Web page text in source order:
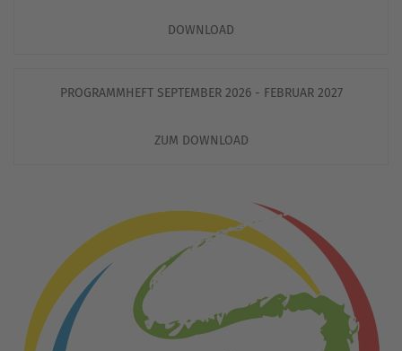
DOWNLOAD
PROGRAMMHEFT SEPTEMBER 2026 - FEBRUAR 2027
ZUM DOWNLOAD